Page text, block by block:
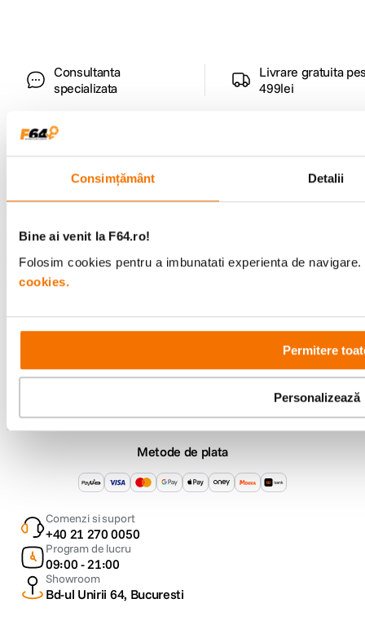
Consimțământ Detalii
Bine ai venit la F64.ro!
Folosim cookies pentru a imbunatati experienta de
cookies.
Permitere
Personalizează
Consultanta
specializata
Livrare gratuita
499lei
Service si garantii
Metode de plata
Comenzi si suport
+40 21 270 0050
Program de lucru
09:00 - 21:00
Showroom
Bd-ul Unirii 64, Bucuresti